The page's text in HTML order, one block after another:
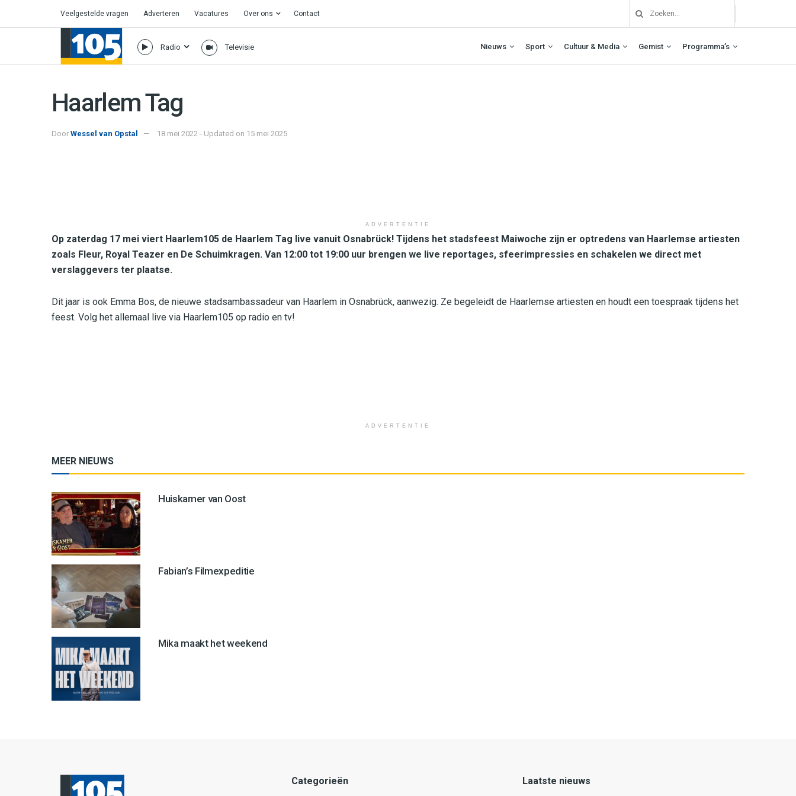
Veelgestelde vragen Adverteren Vacatures Over ons Contact
Radio Televisie Nieuws Sport Cultuur & Media Gemist Programma’s
Haarlem Tag
Door Wessel van Opstal 18 mei 2022 - Updated on 15 mei 2025
ADVERTENTIE
Op zaterdag 17 mei viert Haarlem105 de Haarlem Tag live vanuit Osnabrück! Tijdens het stadsfeest Maiwoche zijn er optredens van Haarlemse artiesten
zoals Fleur, Royal Teazer en De Schuimkragen. Van 12:00 tot 19:00 uur brengen we live reportages, sfeerimpressies en schakelen we direct met
verslaggevers ter plaatse.
Dit jaar is ook Emma Bos, de nieuwe stadsambassadeur van Haarlem in Osnabrück, aanwezig. Ze begeleidt de Haarlemse artiesten en houdt een toespraak tijdens het
feest. Volg het allemaal live via Haarlem105 op radio en tv!
ADVERTENTIE
MEER NIEUWS
Huiskamer van Oost
Fabian’s Filmexpeditie
Mika maakt het weekend
Categorieën Laatste nieuws